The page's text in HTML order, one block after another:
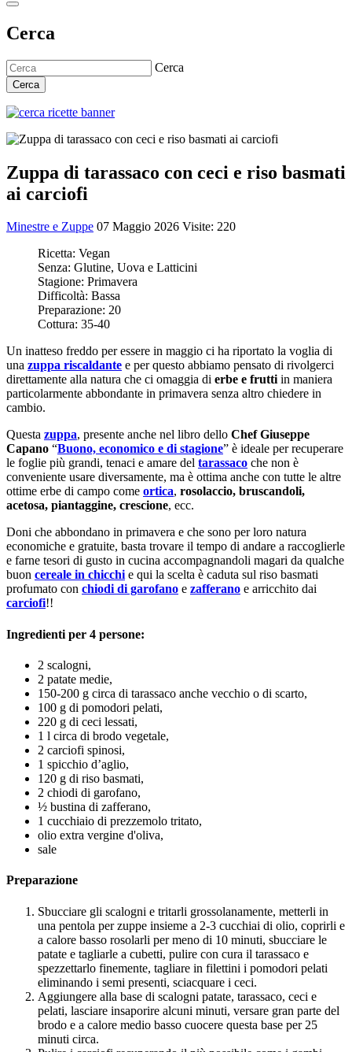
Cerca
Cerca
Cerca
Zuppa di tarassaco con ceci e riso basmati
ai carciofi
Minestre e Zuppe 07 Maggio 2026 Visite: 220
Ricetta: Vegan
Senza: Glutine, Uova e Latticini
Stagione: Primavera
Difficoltà: Bassa
Preparazione: 20
Cottura: 35-40
Un inatteso freddo per essere in maggio ci ha riportato la voglia di
una zuppa riscaldante e per questo abbiamo pensato di rivolgerci
direttamente alla natura che ci omaggia di erbe e fruttiin maniera
particolarmente abbondante in primavera senza altro chiedere in
cambio.
Questa zuppa, presente anche nel libro dello Chef Giuseppe
Capano “Buono, economico e di stagione” è ideale per recuperare
le foglie più grandi, tenaci e amare del tarassaco che non è
conveniente usare diversamente, ma è ottima anche con tutte le altre
ottime erbe di campo come ortica, rosolaccio, bruscandoli,
acetosa, piantaggine, crescione, ecc.
Doni che abbondano in primavera e che sono per loro natura
economiche e gratuite, basta trovare il tempo di andare a raccoglierle
e farne tesori di gusto in cucina accompagnandoli magari da qualche
buon cereale in chicchie qui la scelta è caduta sul riso basmati
profumato con chiodi di garofano e zafferano e arricchito dai
carciofi!!
Ingredienti per 4 persone:
2 scalogni,
2 patate medie,
150-200 g circa di tarassaco anche vecchio o di scarto,
100 g di pomodori pelati,
220 g di ceci lessati,
1 l circa di brodo vegetale,
2 carciofi spinosi,
1 spicchio d’aglio,
120 g di riso basmati,
2 chiodi di garofano,
½ bustina di zafferano,
1 cucchiaio di prezzemolo tritato,
olio extra vergine d'oliva,
sale
Preparazione
Sbucciare gli scalogni e tritarli grossolanamente, metterli in
una pentola per zuppe insieme a 2-3 cucchiai di olio, coprirli e
a calore basso rosolarli per meno di 10 minuti, sbucciare le
patate e tagliarle a cubetti, pulire con cura il tarassaco e
spezzettarlo finemente, tagliare in filettini i pomodori pelati
eliminando i semi presenti, sciacquare i ceci.
Aggiungere alla base di scalogni patate, tarassaco, ceci e
pelati, lasciare insaporire alcuni minuti, versare gran parte del
brodo e a calore medio basso cuocere questa base per 25
minuti circa.